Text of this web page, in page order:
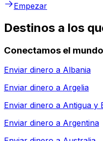
Empezar
Destinos a los
Conectamos el mundo
Enviar dinero a Albania
Enviar dinero a Argelia
Enviar dinero a Antigua y
Enviar dinero a Argentina